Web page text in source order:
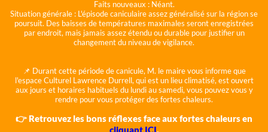
Faits nouveaux : Néant.
Situation générale : L'épisode caniculaire assez généralisé sur la région se
poursuit. Des baisses de températures maximales seront enregistrées
par endroit, mais jamais assez étendu ou durable pour justifier un
changement du niveau de vigilance.
📌 Durant cette période de canicule, M. le maire vous informe que
l'espace Culturel Lawrence Durrell, qui est un lieu climatisé, est ouvert
aux jours et horaires habituels du lundi au samedi, vous pouvez vous y
rendre pour vous protéger des fortes chaleurs.
👉 Retrouvez les bons réflexes face aux fortes chaleurs en
cliquant ICI.